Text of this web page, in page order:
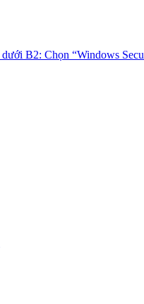
B2: Chọn “Windows